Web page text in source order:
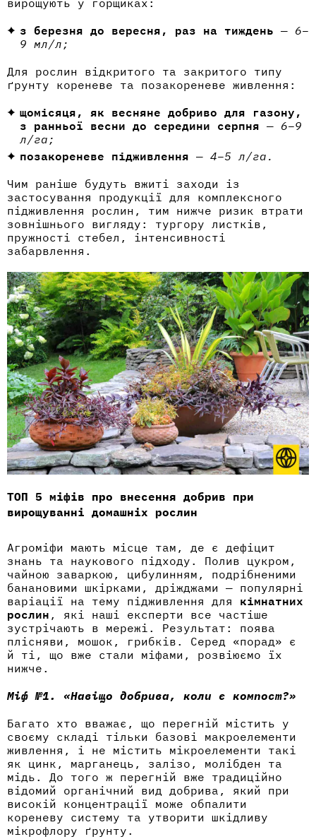
вирощують у горщиках:
з березня до вересня, раз на тиждень — 6–
9 мл/л;
Для рослин відкритого та закритого типу
ґрунту кореневе та позакореневе живлення:
щомісяця, як весняне добриво для газону,
з ранньої весни до середини серпня — 6–9
л/га;
позакореневе підживлення — 4–5 л/га.
Чим раніше будуть вжиті заходи із
застосування продукції для комплексного
підживлення рослин, тим нижче ризик втрати
зовнішнього вигляду: тургору листків,
пружності стебел, інтенсивності
забарвлення.
ТОП 5 міфів про внесення добрив при
вирощуванні домашніх рослин
Агроміфи мають місце там, де є дефіцит
знань та наукового підходу. Полив цукром,
чайною заваркою, цибулинням, подрібненими
банановими шкірками, дріжджами — популярні
варіації на тему підживлення для кімнатних
рослин , які наші експерти все частіше
зустрічають в мережі. Результат: поява
плісняви, мошок, грибків. Серед «порад» є
й ті, що вже стали міфами, розвіюємо їх
нижче.
Міф №1. «Навіщо добрива, коли є компост?»
Багато хто вважає, що перегній містить у
своєму складі тільки базові макроелементи
живлення, і не містить мікроелементи такі
як цинк, марганець, залізо, молібден та
мідь. До того ж перегній вже традиційно
відомий органічний вид добрива, який при
високій концентрації може обпалити
кореневу систему та утворити шкідливу
мікрофлору ґрунту.